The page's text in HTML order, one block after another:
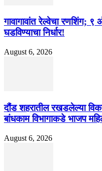
गावागावांत रेल्वेचा रणशिंग;
घडविण्याचा निर्धार!
August 6, 2026
दौंड शहरातील रखडलेल्या
बांधकाम विभागाकडे भाजप
August 6, 2026